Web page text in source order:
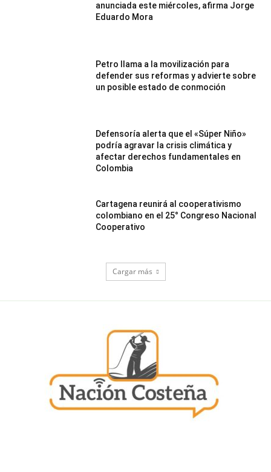
anunciada este miércoles, afirma Jorge
Eduardo Mora
Petro llama a la movilización para
defender sus reformas y advierte sobre
un posible estado de conmoción
Defensoría alerta que el «Súper Niño»
podría agravar la crisis climática y
afectar derechos fundamentales en
Colombia
Cartagena reunirá al cooperativismo
colombiano en el 25° Congreso Nacional
Cooperativo
Cargar más